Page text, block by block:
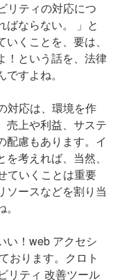
リティの対応につ
ばならない。 」と
くことを、要は、
！という話を、法律
すよね。
対応は、環境を作
売上や利益、サステ
配慮もあります。イ
考えれば、当然、
ていくことは重要
ソースなどを割り当
い！web アクセシ
おります。クロト
リティ 改善ツール